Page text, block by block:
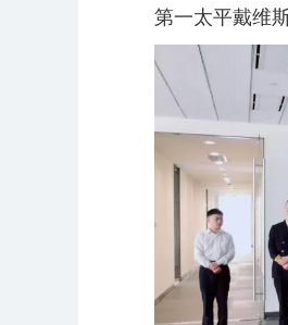
第一太平戴维